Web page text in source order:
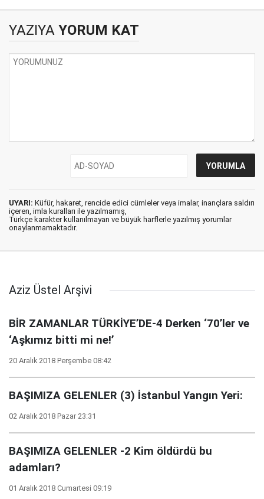
YAZIYA YORUM KAT
UYARI: Küfür, hakaret, rencide edici cümleler veya imalar, inançlara saldırı
içeren, imla kuralları ile yazılmamış,
Türkçe karakter kullanılmayan ve büyük harflerle yazılmış yorumlar
onaylanmamaktadır.
Aziz Üstel Arşivi
BİR ZAMANLAR TÜRKİYE’DE-4 Derken ‘70’ler ve
‘Aşkımız bitti mi ne!’
20 Aralık 2018 Perşembe 08:42
BAŞIMIZA GELENLER (3) İstanbul Yangın Yeri:
02 Aralık 2018 Pazar 23:31
BAŞIMIZA GELENLER -2 Kim öldürdü bu
adamları?
01 Aralık 2018 Cumartesi 09:19